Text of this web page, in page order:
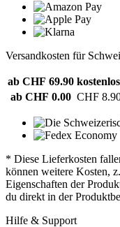
Versandkosten für
ab CHF 69.90
ab CHF 0.00 CHF
* Diese Lieferkosten
können weitere Kosten,
Eigenschaften der
du direkt in der
Hilfe & Support